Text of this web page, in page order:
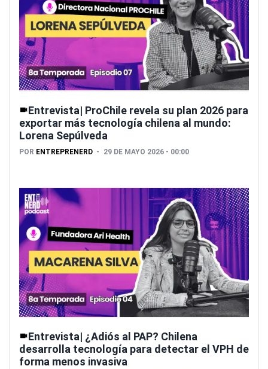
Entrevista| ProChile revela su plan 2026 para
exportar más tecnología chilena al mundo:
Lorena Sepúlveda
POR ENTREPRENERD 29 DE MAYO 2026 - 00:00
Entrevista| ¿Adiós al PAP? Chilena
desarrolla tecnología para detectar el VPH de
forma menos invasiva